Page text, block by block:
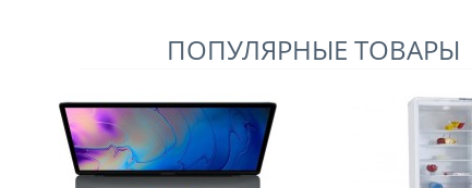
ПОПУЛЯРНЫЕ ТОВАРЫ